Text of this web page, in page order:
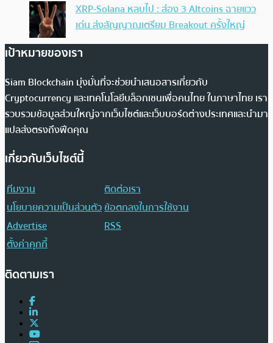
XRP-Solana หลบไป : ส่อง 3 Altcoins ฉายแวว
เด่น ส่งสัญญาณเตรียม Breakout ครั้งใหญ่
เป้าหมายของเรา
Siam Blockchain มุ่งมั่นที่จะช่วยนำเสนอสารเกี่ยวกับ
Cryptocurrency และเทคโนโลยีบล็อกเชนเพื่อคนไทย ในภาษาไทย เรา
รวบรวมข้อมูลส่วนใหญ่จากเว็บไซต์และเว็บบอร์ดต่างประเทศและนำมา
แปลส่งตรงถึงฟีดคุณ
เกี่ยวกับเว็บไซต์นี้
ทีมงาน
ติดต่อเรา
นโยบายความเป็นส่วนตัวข้อตกลงในการใช้งาน
Advertise
RSS
ตั้งค่าคุกกี้
ติดตามเรา